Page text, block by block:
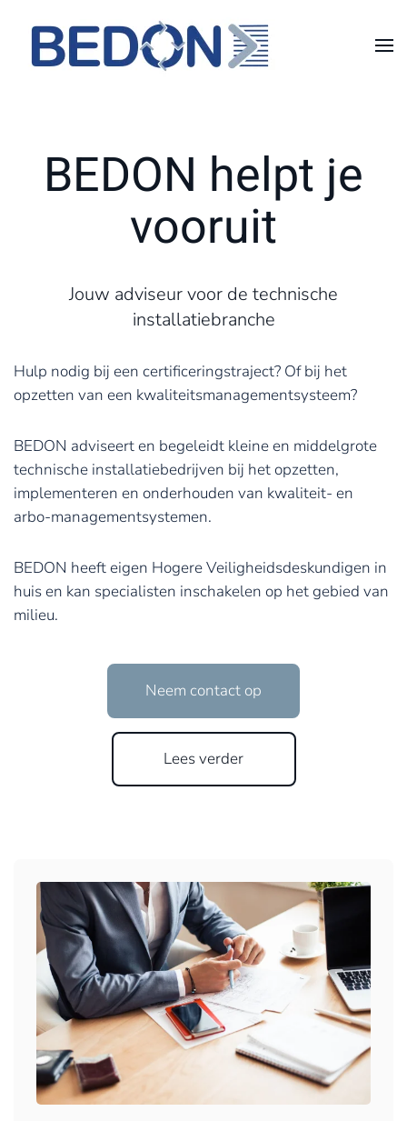
Overslaan en naar de inhoud gaan
BEDON helpt je
vooruit
Jouw adviseur voor de technische
installatiebranche
Hulp nodig bij een certificeringstraject? Of bij het
opzetten van een kwaliteitsmanagementsysteem?
BEDON adviseert en begeleidt kleine en middelgrote
technische installatiebedrijven bij het opzetten,
implementeren en onderhouden van kwaliteit- en
arbo-managementsystemen.
BEDON heeft eigen Hogere Veiligheidsdeskundigen in
huis en kan specialisten inschakelen op het gebied van
milieu.
Neem contact op
Lees verder